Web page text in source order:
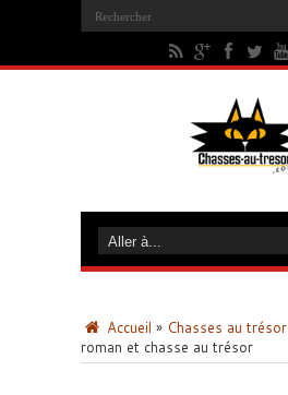
Accueil » Chasses au trésor
roman et chasse au trésor